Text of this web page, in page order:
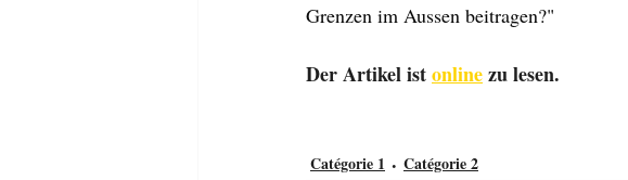
Grenzen im Aussen beitragen?"
Der Artikel ist online zu lesen.
Catégorie 1 Catégorie 2